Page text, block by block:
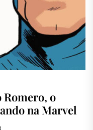
o
na Marvel